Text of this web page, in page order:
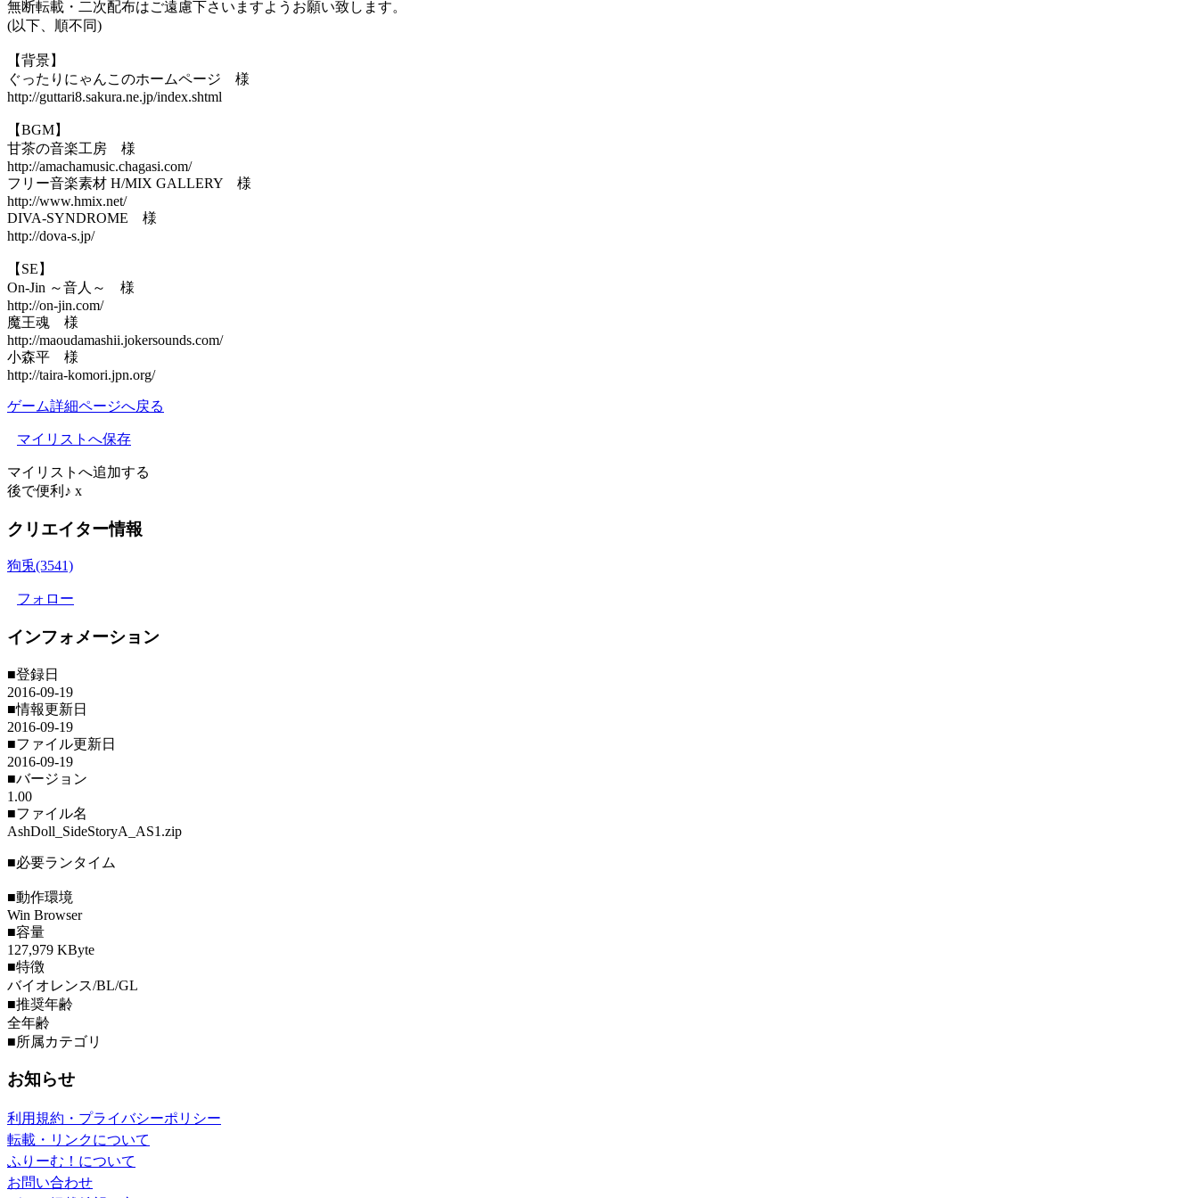
無断転載・二次配布はご遠慮下さいますようお願い致します。
(以下、順不同)
【背景】
ぐったりにゃんこのホームページ 様
http://guttari8.sakura.ne.jp/index.shtml
【BGM】
甘茶の音楽工房 様
http://amachamusic.chagasi.com/
フリー音楽素材 H/MIX GALLERY 様
http://www.hmix.net/
DIVA-SYNDROME 様
http://dova-s.jp/
【SE】
On-Jin ～音人～ 様
http://on-jin.com/
魔王魂 様
http://maoudamashii.jokersounds.com/
小森平 様
http://taira-komori.jpn.org/
ゲーム詳細ページへ戻る
マイリストへ保存
マイリストへ追加する
後で便利♪ x
クリエイター情報
狗兎(3541)
フォロー
インフォメーション
■登録日
2016-09-19
■情報更新日
2016-09-19
■ファイル更新日
2016-09-19
■バージョン
1.00
■ファイル名
AshDoll_SideStoryA_AS1.zip
■必要ランタイム
■動作環境
Win Browser
■容量
127,979 KByte
■特徴
バイオレンス/BL/GL
■推奨年齢
全年齢
■所属カテゴリ
お知らせ
利用規約・プライバシーポリシー
転載・リンクについて
ふりーむ！について
お問い合わせ